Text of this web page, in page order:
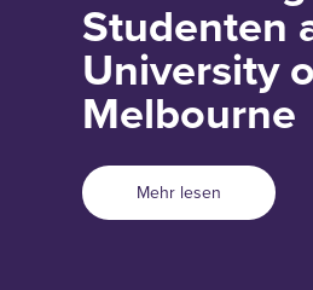
Studenten
University
Melbourne
Mehr lesen